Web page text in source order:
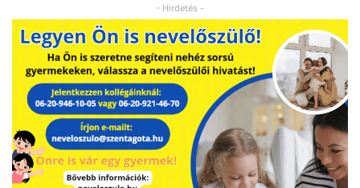
- Hirdetés -